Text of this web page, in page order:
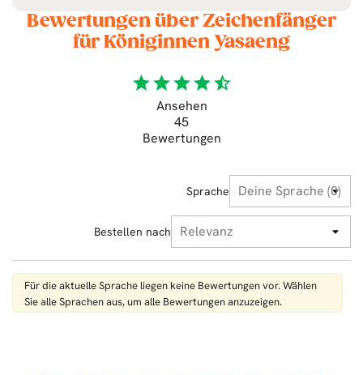
Bewertungen über Zeichenfänger
für Königinnen Yasaeng
starstarstarstarstar_half
Ansehen
45
Bewertungen
Sprache
Bestellen nach
Für die aktuelle Sprache liegen keine Bewertungen vor. Wählen
Sie alle Sprachen aus, um alle Bewertungen anzuzeigen.